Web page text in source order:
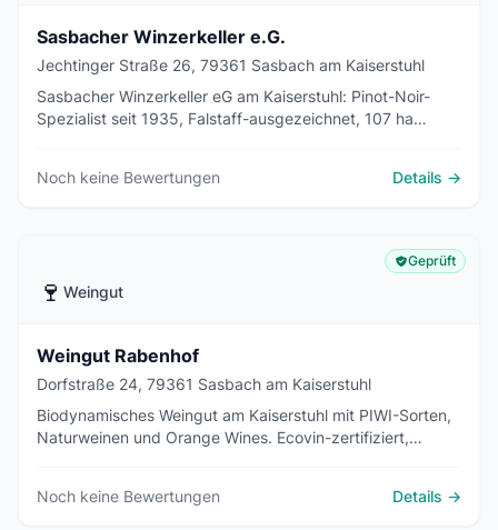
Sasbacher Winzerkeller e.G.
Jechtinger Straße 26, 79361 Sasbach am Kaiserstuhl
Sasbacher Winzerkeller eG am Kaiserstuhl: Pinot-Noir-
Spezialist seit 1935, Falstaff-ausgezeichnet, 107 ha
Noch keine Bewertungen
Details →
🍷 Weingut
Geprüft
Weingut Rabenhof
Dorfstraße 24, 79361 Sasbach am Kaiserstuhl
Biodynamisches Weingut am Kaiserstuhl mit PIWI-Sorten,
Naturweinen und Orange Wines. Ecovin-zertifiziert,
Noch keine Bewertungen
Details →